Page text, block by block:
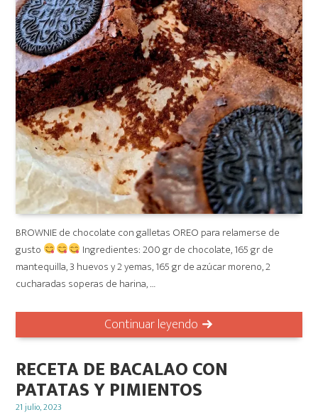
BROWNIE de chocolate con galletas OREO para relamerse de
gusto
Ingredientes: 200 gr de chocolate, 165 gr de
mantequilla, 3 huevos y 2 yemas, 165 gr de azúcar moreno, 2
cucharadas soperas de harina, …
Continuar leyendo
RECETA DE BACALAO CON
PATATAS Y PIMIENTOS
Posted
21 julio, 2023